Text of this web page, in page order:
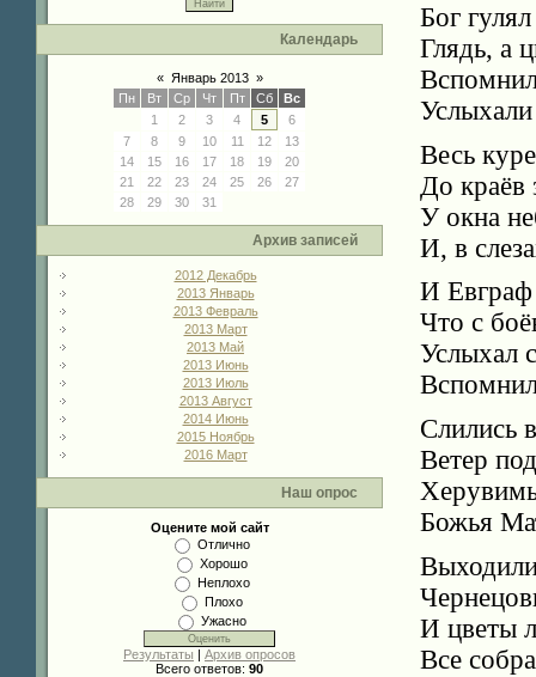
Календарь
« Январь 2013 »
Пн
Вт Ср Чт Пт Сб
Вс
1
2 3 4 5
6
7
8 9 10 11 12
13
14
15 16 17 18 19
20
21
22 23 24 25 26
27
28
29 30 31
Архив записей
2012 Декабрь
2013 Январь
2013 Февраль
2013 Март
2013 Май
2013 Июнь
2013 Июль
2013 Август
2014 Июнь
2015 Ноябрь
2016 Март
Наш опрос
Оцените мой сайт
Отлично
Хорошо
Неплохо
Плохо
Ужасно
Результаты | Архив опросов
Всего ответов: 90
Бог
Глядь, а
Весь
До краёв
У окна
И, в
И Евграф
Что с
Услыхал
Слились
Ветер
Божья
И цветы
Все